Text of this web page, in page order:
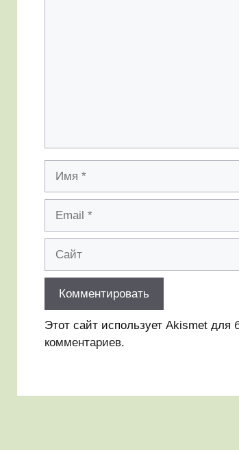
Этот сайт использует Akismet
комментариев.